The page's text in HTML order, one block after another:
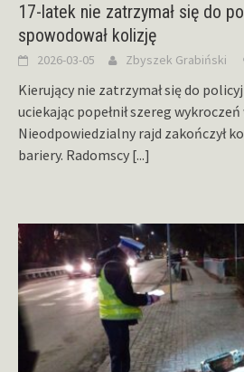
17-latek nie zatrzymał się do
spowodował kolizję
2026-03-05 Zbyszek Grabiński
Kierujący nie zatrzymał się do
uciekając popełnił szereg
Nieodpowiedzialny rajd zakończył
bariery. Radomscy [...]